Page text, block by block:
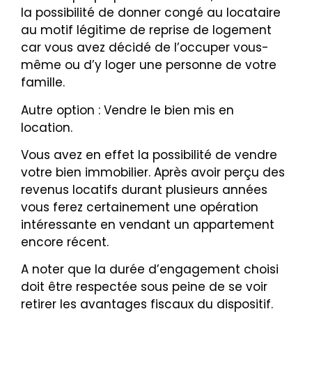
la possibilité de donner congé au locataire
au motif légitime de reprise de logement
car vous avez décidé de l’occuper vous-
même ou d’y loger une personne de votre
famille.
Autre option : Vendre le bien mis en
location.
Vous avez en effet la possibilité de vendre
votre bien immobilier. Après avoir perçu des
revenus locatifs durant plusieurs années
vous ferez certainement une opération
intéressante en vendant un appartement
encore récent.
A noter que la durée d’engagement choisi
doit être respectée sous peine de se voir
retirer les avantages fiscaux du dispositif.